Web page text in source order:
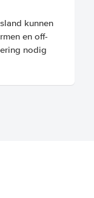
kunnen
en off-
nodig